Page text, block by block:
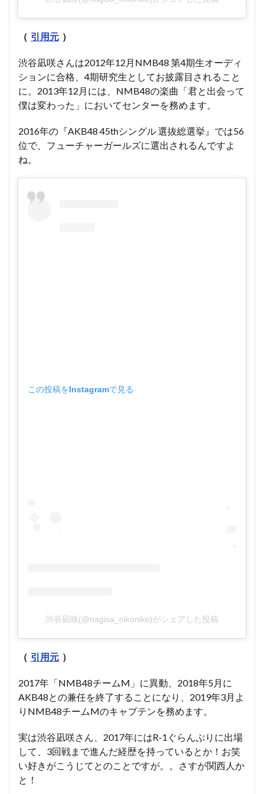
（ 引用元 ）
渋谷凪咲さんは2012年12月NMB48 第4期生オーディ
ションに合格、4期研究生としてお披露目されること
に。2013年12月には、NMB48の楽曲「君と出会って
僕は変わった」においてセンターを務めます。
2016年の『AKB48 45thシングル 選抜総選挙』では56
位で、フューチャーガールズに選出されるんですよ
ね。
この投稿をInstagramで見る
渋谷凪咲(@nagisa_nikoniko)がシェアした投稿
（ 引用元 ）
2017年「NMB48チームM」に異動、2018年5月に
AKB48との兼任を終了することになり、2019年3月よ
りNMB48チームMのキャプテンを務めます。
実は渋谷凪咲さん、2017年にはR-1ぐらんぷりに出場
して、3回戦まで進んだ経歴を持っているとか！お笑
い好きがこうじてとのことですが。。さすが関西人か
と！